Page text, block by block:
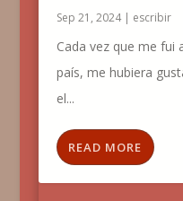
Sep 21, 2024| escribir
Cada vez que me fui
país, me hubiera
el...
READ MORE